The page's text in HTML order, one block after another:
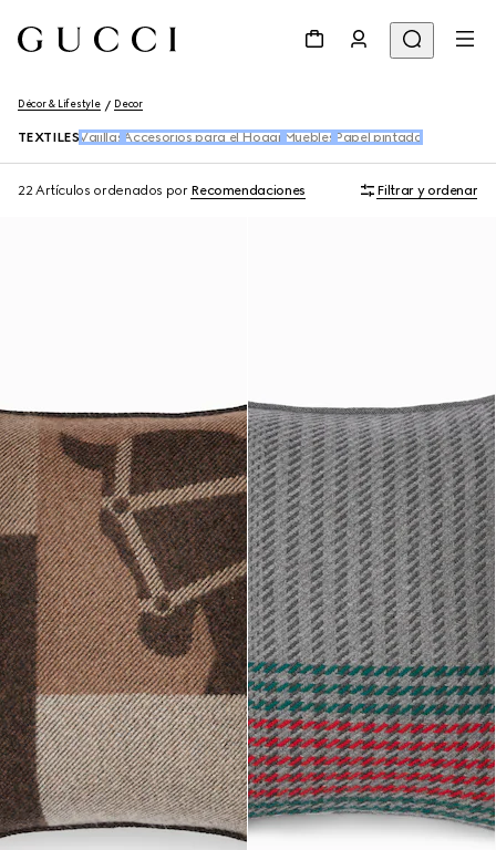
Décor & Lifestyle Decor
TEXTILES Vajillas Accesorios para el Hogar Muebles Papel pintado
22 Artículos ordenados por Recomendaciones Filtrar y ordenar